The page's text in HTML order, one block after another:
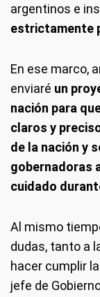
argentinos e
estrictamente
En ese marco,
enviaré un
nación para
claros y
de la nación y
gobernadoras
cuidado
Al mismo
dudas, tanto a
hacer cumplir
jefe de